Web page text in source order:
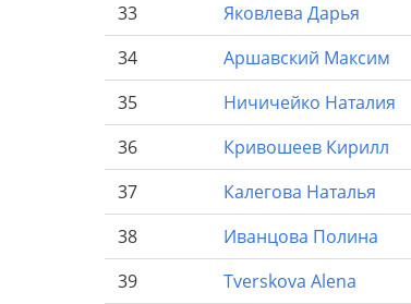
33
Яковлева Дарья
34
Аршавский Максим
35
Ничичейко Наталия
36
Кривошеев Кирилл
37
Калегова Наталья
38
Иванцова Полина
39
Tverskova Alena